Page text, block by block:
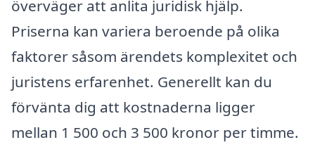
överväger att anlita juridisk hjälp.
Priserna kan variera beroende på olika
faktorer såsom ärendets komplexitet och
juristens erfarenhet. Generellt kan du
förvänta dig att kostnaderna ligger
mellan 1 500 och 3 500 kronor per timme.